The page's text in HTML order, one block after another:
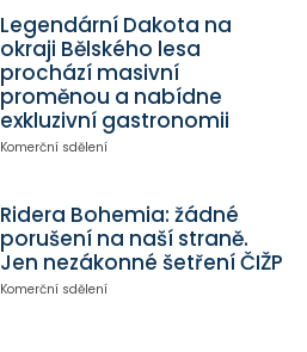
Legendární Dakota na
okraji Bělského lesa
prochází masivní
proměnou a nabídne
exkluzivní gastronomii
Komerční sdělení
Ridera Bohemia: žádné
porušení na naší straně.
Jen nezákonné šetření ČIŽP
Komerční sdělení